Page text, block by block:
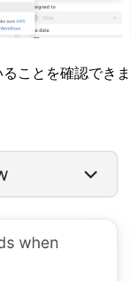
ことを確認できま